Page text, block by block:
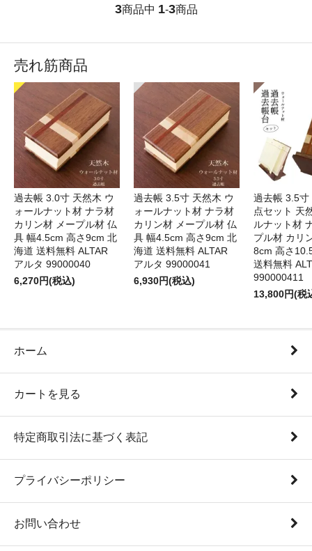
3商品中 1-3商品
売れ筋商品
過去帳 3.0寸 天然木 ウ
ォールナット材 ナラ材
カリン材 メープル材 仏
具 幅4.5cm 高さ9cm 北
海道 送料無料 ALTAR
アルタ 99000040
6,270円(税込)
過去帳 3.5寸 天然木 ウ
ォールナット材 ナラ材
カリン材 メープル材 仏
具 幅4.5cm 高さ9cm 北
海道 送料無料 ALTAR
アルタ 99000041
6,930円(税込)
過去帳 3.5寸
点セット 天
ルナット材
プル材 カリ
8cm 高さ
送料無料
990000411
13,800円(税
ホーム
カートを見る
特定商取引法に基づく表記
プライバシーポリシー
お問い合わせ